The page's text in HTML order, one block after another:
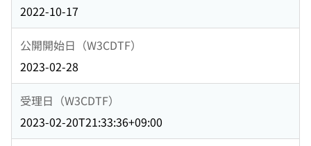
2022-10-17
公開開始日（W3CDTF）
2023-02-28
受理日（W3CDTF）
2023-02-20T21:33:36+09:00